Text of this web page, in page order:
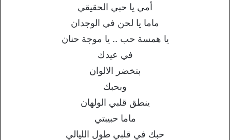
أمي يا حبي الحقيقي
ماما يا لحن في الوجدان
يا همسة حب .. يا موجة حنان
في عيدك
بتخضر الالوان
وبحبك
ينطق قلبي الولهان
ماما حبيبتي
حبك في قلبي طول الليالي